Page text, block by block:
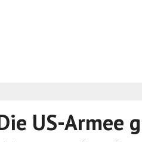
US-Armee